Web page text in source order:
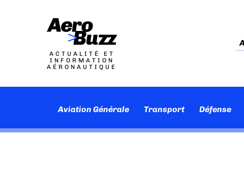
ACTUALITÉ ET
INFORMATION
AÉRONAUTIQUE
Aviation Générale Transport Défense